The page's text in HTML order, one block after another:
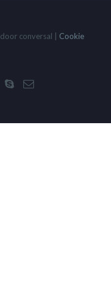
door conversal | Cookie